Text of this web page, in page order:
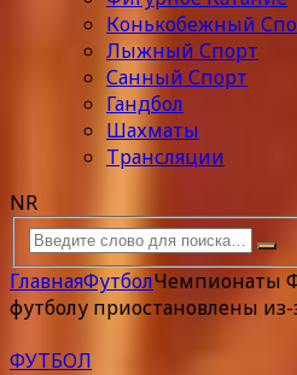
Конькобежный
Лыжный Спорт
Санный Спорт
Гандбол
Шахматы
Трансляции
NR
ГлавнаяФутболЧемпионаты
футболу приостановлены из-
ФУТБОЛ